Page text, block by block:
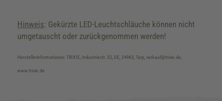
Hinweis: Gekürzte LED-Leuchtschläuche können nicht
umgetauscht oder zurückgenommen werden!
Herstellerinformationen: TRIXIE, Industriestr. 32, DE, 24963, Tarp, verkauf@trixie.de,
www.trixie.de